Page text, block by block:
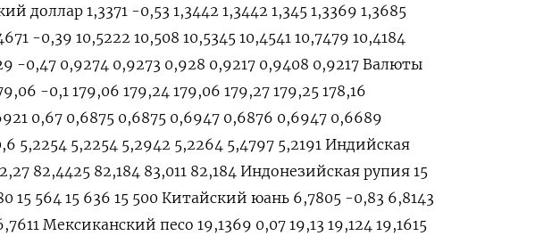
доллар 1,3371 -0,53 1,3442 1,3442 1,345 1,3369 1,3685
-0,39 10,5222 10,508 10,5345 10,4541 10,7479 10,4184
-0,47 0,9274 0,9273 0,928 0,9217 0,9408 0,9217 Валюты
-0,1 179,06 179,24 179,06 179,27 179,25 178,16
0,67 0,6875 0,6875 0,6947 0,6876 0,6947 0,6689
5,2254 5,2254 5,2942 5,2264 5,4797 5,2191 Индийская
82,4425 82,184 83,011 82,184 Индонезийская рупия 15
15 564 15 636 15 500 Китайский юань 6,7805 -0,83 6,8143
Мексиканский песо 19,1369 0,07 19,13 19,124 19,1615